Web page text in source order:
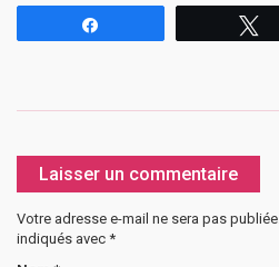
Laisser un commentaire
Votre adresse e-mail ne sera pas publiée.
indiqués avec *